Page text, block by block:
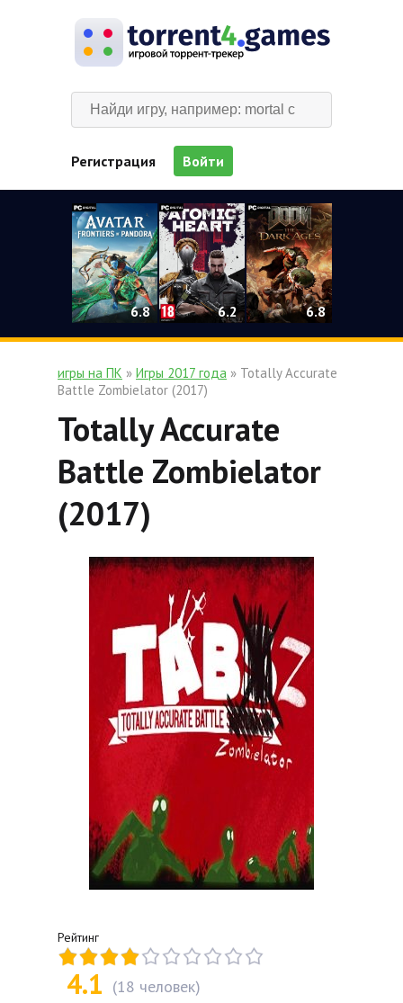
Регистрация Войти
6.8 6.2 6.8
игры на ПК » Игры 2017 года » Totally Accurate
Battle Zombielator (2017)
Totally Accurate
Battle Zombielator
(2017)
Рейтинг
4.1 (18 человек)